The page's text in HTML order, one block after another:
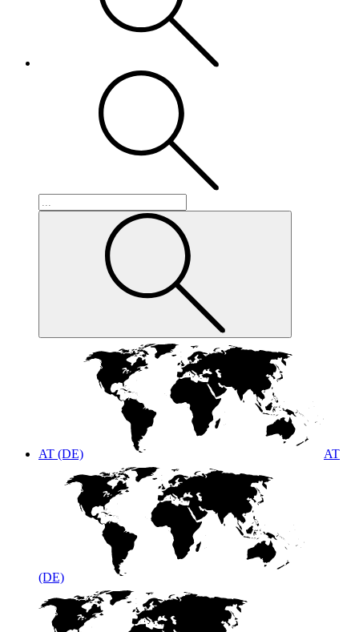
AT (DE) AT
(DE)